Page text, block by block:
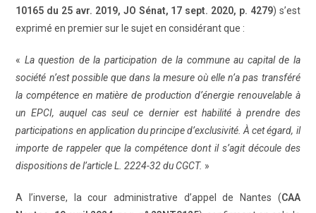
10165 du 25 avr. 2019, JO Sénat, 17 sept. 2020, p. 4279) s’est
exprimé en premier sur le sujet en considérant que :
« La question de la participation de la commune au capital de la
société n’est possible que dans la mesure où elle n’a pas transféré
la compétence en matière de production d’énergie renouvelable à
un EPCI, auquel cas seul ce dernier est habilité à prendre des
participations en application du principe d’exclusivité. À cet égard, il
importe de rappeler que la compétence dont il s’agit découle des
dispositions de l’article L. 2224-32 du CGCT. »
A l’inverse, la cour administrative d’appel de Nantes (CAA